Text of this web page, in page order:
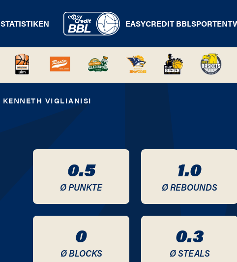
STATISTIKEN EASYCREDIT BBL
KENNETH VIGLIANISI
0.5
Ø PUNKTE
1.0
Ø REBOUNDS
0
Ø BLOCKS
0.3
Ø STEALS